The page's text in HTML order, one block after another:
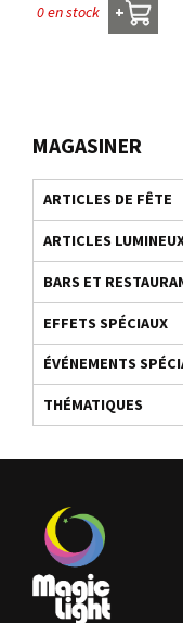
MAGASINER
ARTICLES DE FÊTE
ARTICLES
BARS ET
EFFETS SPÉCIAUX
ÉVÉNEMENTS
THÉMATIQUES
0 en stock +